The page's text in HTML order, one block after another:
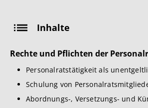
Inhalte
Rechte und Pflichten der
Personalratstätigkeit als
Schulung von
Abordnungs-, Versetzungs- und